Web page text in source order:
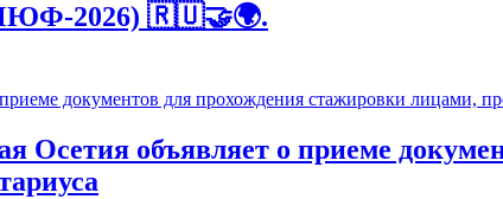
2026) 🇷🇺🤝🌍.
объявляет о приеме